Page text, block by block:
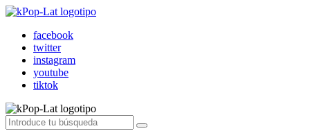
facebook
twitter
instagram
youtube
tiktok